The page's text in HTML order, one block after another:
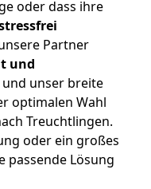
oder dass ihre
Partner
und
unser breite
optimalen Wahl
Treuchtlingen.
oder ein großes
passende Lösung